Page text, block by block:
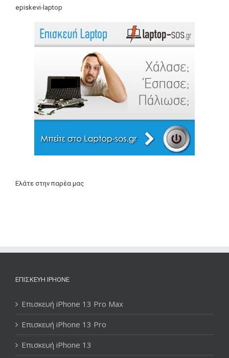
episkevi-laptop
Ελάτε στην παρέα μας
ΕΠΙΣΚΕΥΉ IPHONE
Επισκευή iPhone 13 Pro Max
Επισκευή iPhone 13 Pro
Επισκευή iPhone 13